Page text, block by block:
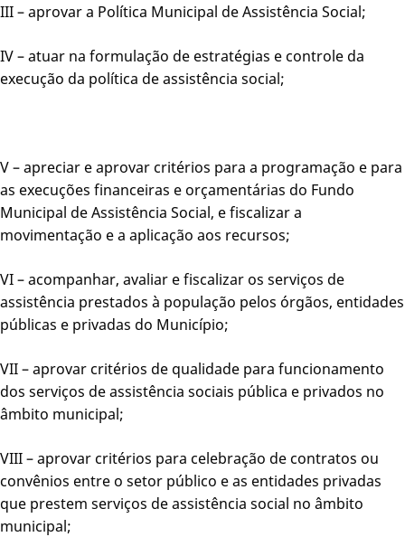
III – aprovar a Política Municipal de Assistência Social;
IV – atuar na formulação de estratégias e controle da
execução da política de assistência social;
V – apreciar e aprovar critérios para a programação e para
as execuções financeiras e orçamentárias do Fundo
Municipal de Assistência Social, e fiscalizar a
movimentação e a aplicação aos recursos;
VI – acompanhar, avaliar e fiscalizar os serviços de
assistência prestados à população pelos órgãos, entidades
públicas e privadas do Município;
VII – aprovar critérios de qualidade para funcionamento
dos serviços de assistência sociais pública e privados no
âmbito municipal;
VIII – aprovar critérios para celebração de contratos ou
convênios entre o setor público e as entidades privadas
que prestem serviços de assistência social no âmbito
municipal;